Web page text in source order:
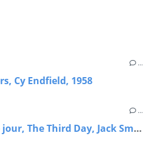
…
Cy Endfield, 1958
…
Le témoin du troisième jour, The Third Day, Jack Smight, 1965.